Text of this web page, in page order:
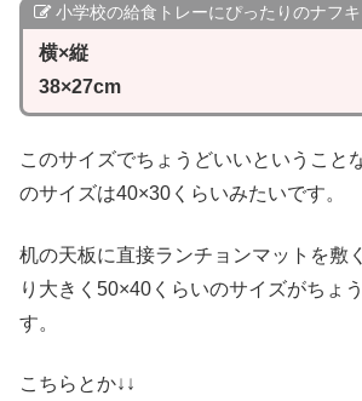
小学校の給食トレーにぴったりのナフ
横×縦
38×27cm
このサイズでちょうどいいということ
のサイズは40×30くらいみたいです。
机の天板に直接ランチョンマットを敷
り大きく50×40くらいのサイズがちょ
す。
こちらとか↓↓